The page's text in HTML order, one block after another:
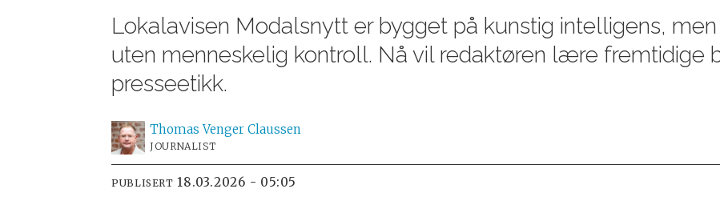
Lokalavisen Modalsnytt er bygget på kunstig intelligens,
uten menneskelig kontroll. Nå vil redaktøren lære fremtidige
presseetikk.
Thomas Venger Claussen
JOURNALIST
PUBLISERT 18.03.2026 - 05:05